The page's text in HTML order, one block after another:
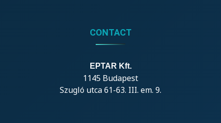
CONTACT
EPTAR Kft.
1145 Budapest
Szugló utca 61-63. III. em. 9.